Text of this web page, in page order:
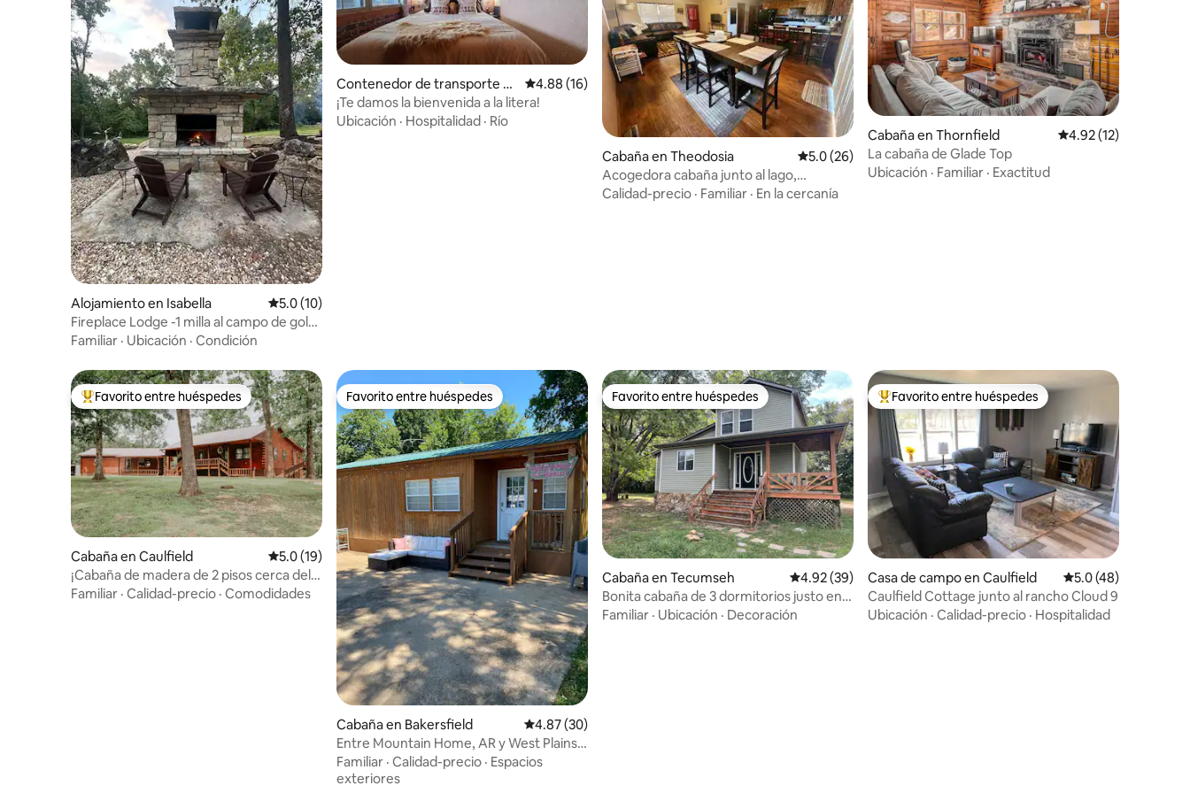
Alojamiento en Isabella Calificación promedio: 5.0 de 5, 10 reseñas
5.0 (10)
Fireplace Lodge -1 milla al campo de golf
y 4 al lago
Familiar · Ubicación · Condición
Contenedor de transporte e
n Gainesville
Calificación promedio: 4.88 de 5, 16 reseñas
4.88 (16)
¡Te damos la bienvenida a la litera!
Ubicación · Hospitalidad · Río
Cabaña en Theodosia Calificación promedio: 5.0 de 5, 26 reseñas
5.0 (26)
Acogedora cabaña junto al lago,
estacionamiento para embarcaciones,
Calidad-precio · Familiar · En la cercanía
Cabaña en Thornfield Calificación
4.92 (12)
La cabaña de Glade Top
Ubicación · Familiar · Exactitud
Favorito entre huéspedes preferido
Favorito entre huéspedes
Cabaña en Caulfield Calificación promedio: 5.0 de 5, 19 reseñas
5.0 (19)
¡Cabaña de madera de 2 pisos cerca del
río!
Familiar · Calidad-precio · Comodidades
Favorito entre huéspedes
Favorito entre huéspedes
Cabaña en Bakersfield Calificación promedio: 4.87 de 5, 30 reseñas
4.87 (30)
Entre Mountain Home, AR y West Plains,
Misuri.
Familiar · Calidad-precio · Espacios
exteriores
Favorito entre huéspedes
Favorito entre huéspedes
Cabaña en Tecumseh Calificación promedio: 4.92 de 5, 39 reseñas
4.92 (39)
Bonita cabaña de 3 dormitorios justo en
la orilla del río
Familiar · Ubicación · Decoración
Favorito entre huéspedes preferido
Favorito entre huéspedes
Casa de campo en Caulfield Calificación
5.0 (48)
Caulfield Cottage junto al rancho Cloud 9
Ubicación · Calidad-precio · Hospitalidad